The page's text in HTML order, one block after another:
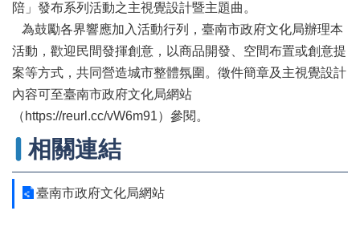
機
關
簡
介
線
上
與
查
詢
陪」發布系列活動之主視覺設計暨主題曲。
為鼓勵各界響應加入活動行列，臺南市政府文化局辦理本
活動，歡迎民間發揮創意，以商品開發、空間布置或創意提
案等方式，共同營造城市整體氛圍。徵件簡章及主視覺設計
內容可至臺南市政府文化局網站
（https://reurl.cc/vW6m91）參閱。
相關連結
臺南市政府文化局網站